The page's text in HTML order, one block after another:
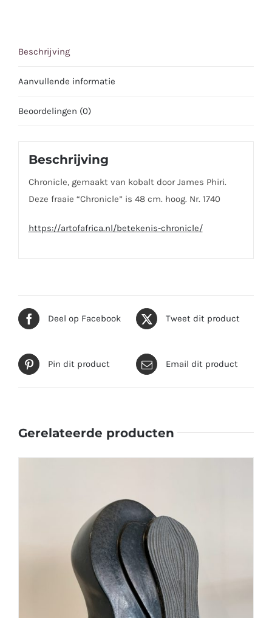
Beschrijving
Aanvullende informatie
Beoordelingen (0)
Beschrijving
Chronicle, gemaakt van kobalt door James Phiri.
Deze fraaie “Chronicle” is 48 cm. hoog. Nr. 1740
https://artofafrica.nl/betekenis-chronicle/
Deel op Facebook Tweet dit product
Pin dit product Email dit product
Gerelateerde producten